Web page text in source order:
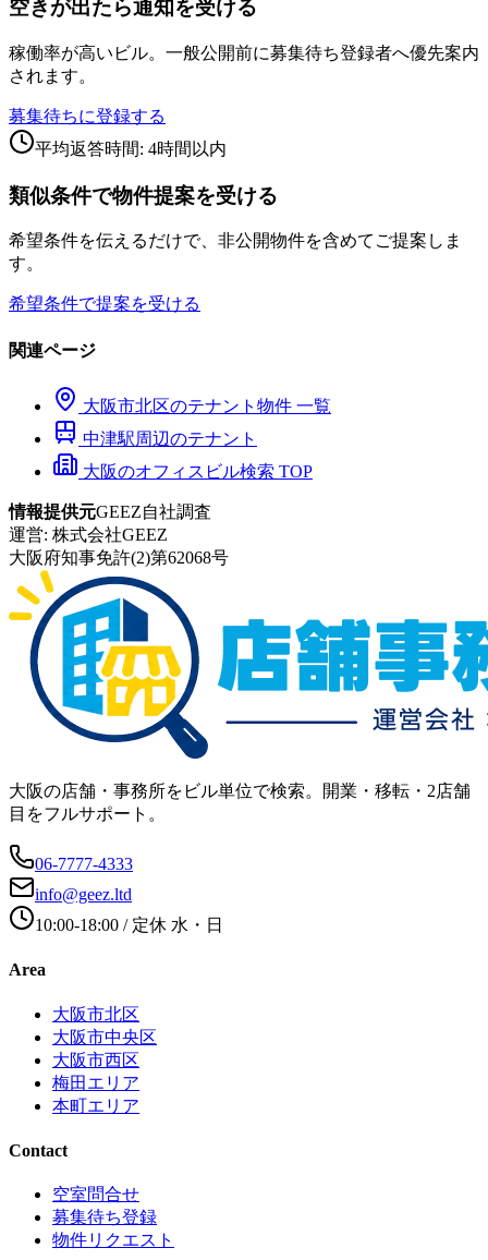
空きが出たら通知を受ける
稼働率が高いビル。一般公開前に募集待ち登録者へ優先案内
されます。
募集待ちに登録する
平均返答時間: 4時間以内
類似条件で物件提案を受ける
希望条件を伝えるだけで、非公開物件を含めてご提案しま
す。
希望条件で提案を受ける
関連ページ
大阪市北区のテナント物件 一覧
中津駅周辺のテナント
大阪のオフィスビル検索 TOP
情報提供元GEEZ自社調査
運営: 株式会社GEEZ
大阪府知事免許(2)第62068号
大阪の店舗・事務所をビル単位で検索。開業・移転・2店舗
目をフルサポート。
06-7777-4333
info@geez.ltd
10:00-18:00 / 定休 水・日
Area
大阪市北区
大阪市中央区
大阪市西区
梅田エリア
本町エリア
Contact
空室問合せ
募集待ち登録
物件リクエスト